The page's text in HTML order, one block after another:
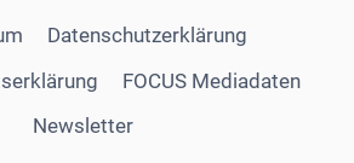
Datenschutzerklärung
FOCUS Mediadaten
Newsletter